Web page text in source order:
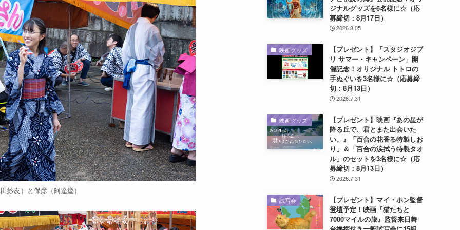
紗友）と保彦（阿達慶）
ジナルグッズを6名様に☆（応
募締切：8月17日）
2026.8.05
映画グッズ
【プレゼント】「スタジオジブ
リ サマー・キャンペーン」開
催記念！オリジナル トトロの
手ぬぐいを3名様に☆（応募締
切：8月13日）
2026.7.31
映画グッズ
【プレゼント】映画『あの星が
降る丘で、君とまた出会いた
い。』「百合の花香る特製しお
り」＆「百合の涙拭う特製タオ
ル」のセットを3名様に☆（応
募締切：8月13日）
2026.7.31
試写会
【プレゼント】マイ・ホン監督
登壇予定！映画『猫たちと
7000マイルの旅』監督来日舞